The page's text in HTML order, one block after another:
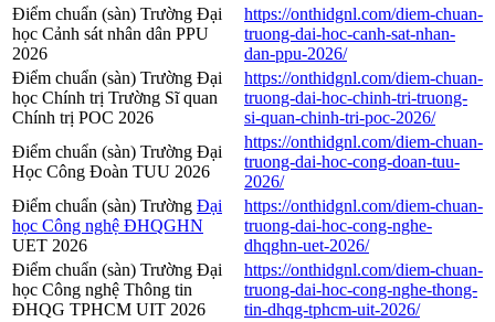
Điểm chuẩn (sàn) Trường Đại
học Cảnh sát nhân dân PPU
2026
https://onthidgnl.com/diem-chuan-
truong-dai-hoc-canh-sat-nhan-
dan-ppu-2026/
Điểm chuẩn (sàn) Trường Đại
học Chính trị Trường Sĩ quan
Chính trị POC 2026
https://onthidgnl.com/diem-chuan-
truong-dai-hoc-chinh-tri-truong-
si-quan-chinh-tri-poc-2026/
Điểm chuẩn (sàn) Trường Đại
Học Công Đoàn TUU 2026
https://onthidgnl.com/diem-chuan-
truong-dai-hoc-cong-doan-tuu-
2026/
Điểm chuẩn (sàn) Trường Đại
học Công nghệ ĐHQGHN
UET 2026
https://onthidgnl.com/diem-chuan-
truong-dai-hoc-cong-nghe-
dhqghn-uet-2026/
Điểm chuẩn (sàn) Trường Đại
học Công nghệ Thông tin
ĐHQG TPHCM UIT 2026
https://onthidgnl.com/diem-chuan-
truong-dai-hoc-cong-nghe-thong-
tin-dhqg-tphcm-uit-2026/